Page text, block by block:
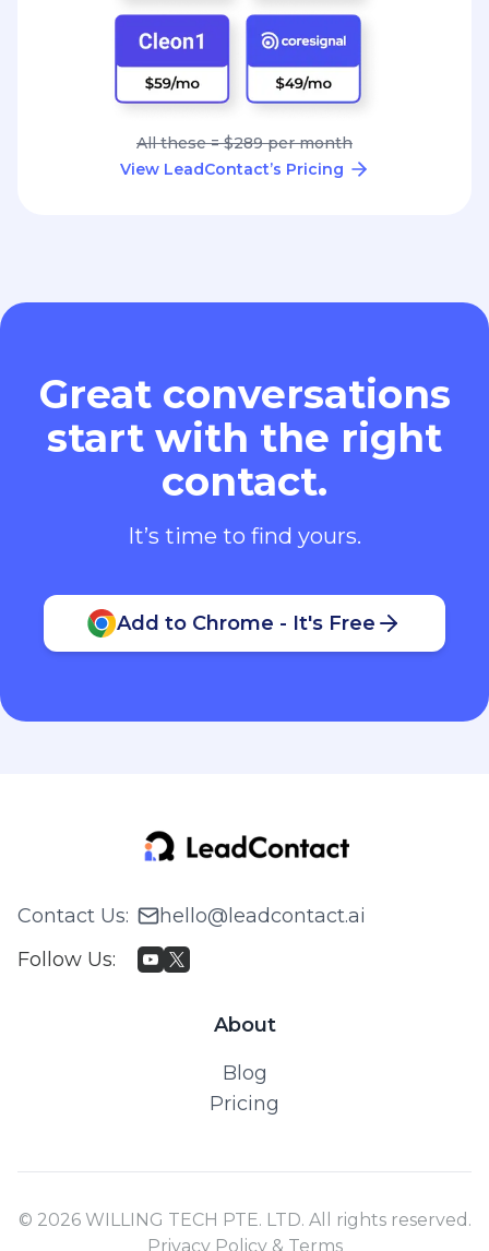
All these = $289 per month
View LeadContact’s Pricing
Great conversations
start with the right
contact.
It’s time to find yours.
Add to Chrome - It's Free
Contact Us:
hello@leadcontact.ai
Follow Us:
About
Blog
Pricing
© 2026 WILLING TECH PTE. LTD. All rights reserved.
Privacy Policy & Terms